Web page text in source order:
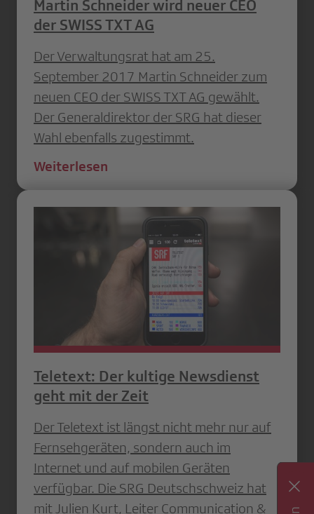
Martin Schneider wird neuer CEO
der SWISS TXT AG
Der Verwaltungsrat hat am 25.
September 2017 Martin Schneider zum
neuen CEO der SWISS TXT AG gewählt.
Der Generaldirektor der SRG hat dieser
Wahl ebenfalls zugestimmt.
Weiterlesen
Teletext: Der kultige Newsdienst
geht mit der Zeit
Der Teletext ist längst nicht mehr nur auf
Fernsehgeräten, sondern auch im
Internet und auf mobilen Geräten
verfügbar. Die SRG Deutschschweiz hat
mit Julien Kurt, Leiter Communication &